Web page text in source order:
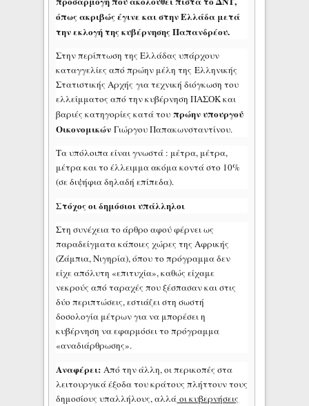
όπως ακριβώς έγινε και στην Ελλάδα μετά
την εκλογή της κυβέρνησης Παπανδρέου.
Στην περίπτωση της Ελλάδας υπάρχουν
καταγγελίες από πρώην μέλη της Ελληνικής
Στατιστικής Αρχής για τεχνική διόγκωση του
ελλείμματος από την κυβέρνηση ΠΑΣΟΚ και
βαριές κατηγορίες κατά του πρώην υπουργού
Οικονομικών Γιώργου Παπακωνσταντίνου.
Τα υπόλοιπα είναι γνωστά : μέτρα, μέτρα,
μέτρα και το έλλειμμα ακόμα κοντά στο 10%
(σε διψήφια δηλαδή επίπεδα).
Στόχος οι δημόσιοι υπάλληλοι
Στη συνέχεια το άρθρο αφού φέρνει ως
παραδείγματα κάποιες χώρες της Αφρικής
(Ζάμπια, Νιγηρία), όπου το πρόγραμμα δεν
είχε απόλυτη «επιτυχία», καθώς είχαμε
νεκρούς από ταραχές που ξέσπασαν και στις
δύο περιπτώσεις, εστιάζει στη σωστή
δοσολογία μέτρων για να μπορέσει η
κυβέρνηση να εφαρμόσει το πρόγραμμα
«αναδιάρθρωσης».
Αναφέρει: Από την άλλη, οι περικοπές στα
λειτουργικά έξοδα του κράτους πλήττουν τους
δημοσίους υπαλλήλους, αλλά οι κυβερνήσεις